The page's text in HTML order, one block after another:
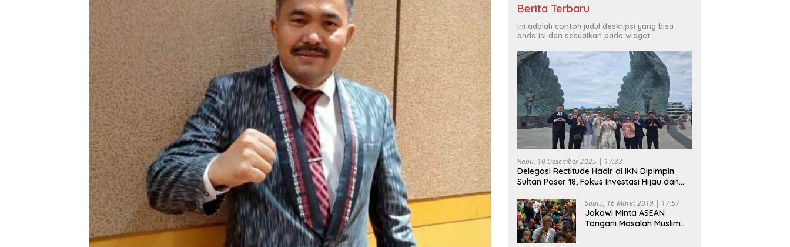
Berita Terbaru
Ini adalah contoh judul deskripsi yang bisa
anda isi dan sesuaikan pada widget
Rabu, 10 Desember 2025 | 17:33
Delegasi Rectitude Hadir di IKN Dipimpin
Sultan Paser 18, Fokus Investasi Hijau dan
Sabtu, 16 Maret 2019 | 17:57
Jokowi Minta ASEAN
Tangani Masalah Muslim